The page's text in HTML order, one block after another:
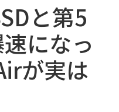
と第5
になっ
が実は